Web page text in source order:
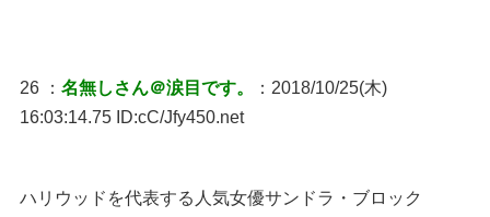
26 ： 名無しさん＠涙目です。
：2018/10/25(木)
16:03:14.75 ID:cC/Jfy450.net
ハリウッドを代表する人気女優サンドラ・ブロック